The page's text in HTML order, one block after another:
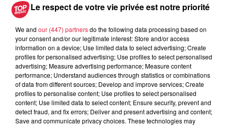
6 août 2026
Tags antisémites à Strasbourg :
Catherine Trautmann réagit
6 août 2026
Au zoo de Mulhouse : rencontre
avec les flamants rouges
Le respect de votre vie privée est notre priorité
We and our (447) partnersdo the following data processing based on
your consent and/or our legitimate interest: Store and/or access
information on a device; Use limited data to select advertising; Create
profiles for personalised advertising; Use profiles to select personalised
advertising; Measure advertising performance; Measure content
performance; Understand audiences through statistics or combinations
of data from different sources; Develop and improve services; Create
profiles to personalise content; Use profiles to select personalised
content; Use limited data to select content; Ensure security, prevent and
detect fraud, and fix errors; Deliver and present advertising and content;
Save and communicate privacy choices. These technologies may